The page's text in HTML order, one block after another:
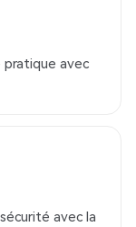
avec
avec la